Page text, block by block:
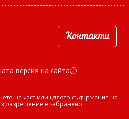
Контакти
версия на сайта d
на част или цялото съдържание на
разрешение е забранено.